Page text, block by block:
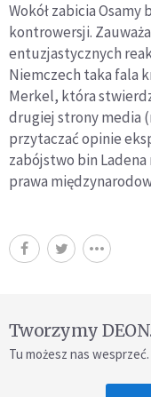
Wokół zabicia Osamy
kontrowersji.
entuzjastycznych
Niemczech taka fala
Merkel, która
drugiej strony media
przytaczać opinie
zabójstwo bin Ladena
prawa
Tworzymy
Tu możesz nas wesprzeć.